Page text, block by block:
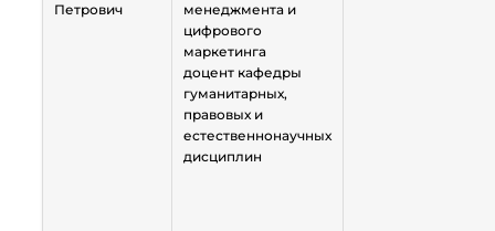
Петрович
менеджмента и
цифрового
маркетинга
доцент кафедры
гуманитарных,
правовых и
естественнонаучных
дисциплин